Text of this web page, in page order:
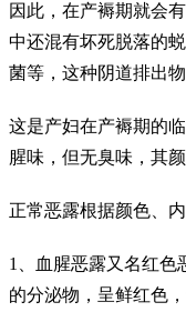
因此，在产褥期就会
中还混有坏死脱落的
菌等，这种阴道排出物
这是产妇在产褥期的
腥味，但无臭味，其
正常恶露根据颜色、
1、血腥恶露又名红色
的分泌物，呈鲜红色